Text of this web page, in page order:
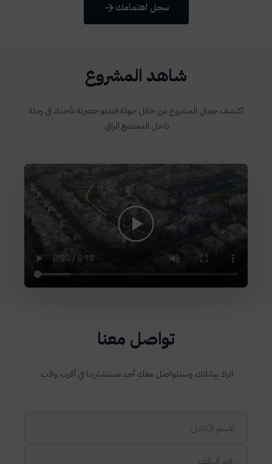
سجل اهتمامك
شاهد المشروع
اكتشف جمال المشروع من خلال جولة فيديو حصرية تأخذك في رحلة
داخل المجتمع الراقي.
تواصل معنا
اترك بياناتك وسيتواصل معك أحد مستشارينا في أقرب وقت.